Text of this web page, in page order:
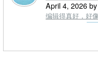
April 4, 2026
编辑得真好，好